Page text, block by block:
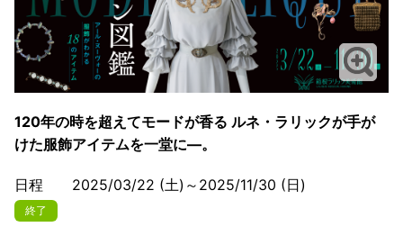
120年の時を超えてモードが香る ルネ・ラリックが手が
けた服飾アイテムを一堂に―。
日程 2025/03/22 (土)～2025/11/30 (日)
終了